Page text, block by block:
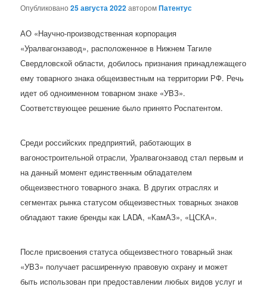
Опубликовано25 августа 2022авторомПатентус
АО «Научно-производственная корпорация
«Уралвагонзавод», расположенное в Нижнем Тагиле
Свердловской области, добилось признания принадлежащего
ему товарного знака общеизвестным на территории РФ. Речь
идет об одноименном товарном знаке «УВЗ».
Соответствующее решение было принято Роспатентом.
Среди российских предприятий, работающих в
вагоностроительной отрасли, Уралвагонзавод стал первым и
на данный момент единственным обладателем
общеизвестного товарного знака. В других отраслях и
сегментах рынка статусом общеизвестных товарных знаков
обладают такие бренды как LADA, «КамАЗ», «ЦСКА».
После присвоения статуса общеизвестного товарный знак
«УВЗ» получает расширенную правовую охрану и может
быть использован при предоставлении любых видов услуг и